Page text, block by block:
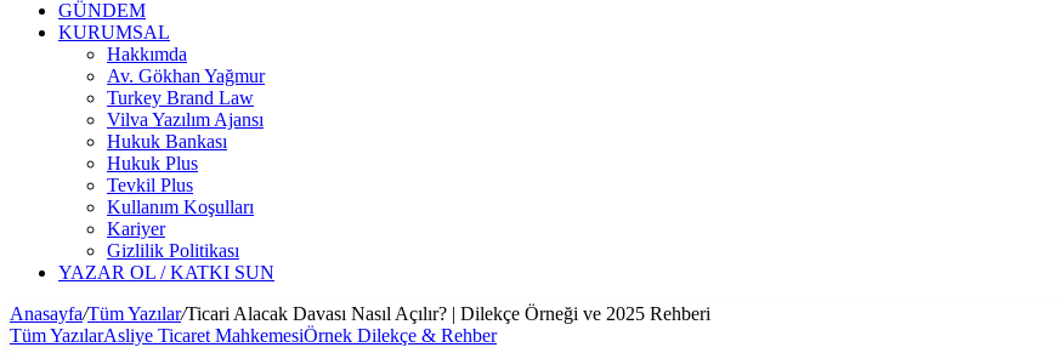
GÜNDEM
KURUMSAL
Hakkımda
Av. Gökhan Yağmur
Turkey Brand Law
Vilva Yazılım Ajansı
Hukuk Bankası
Hukuk Plus
Tevkil Plus
Kullanım Koşulları
Kariyer
Gizlilik Politikası
YAZAR OL / KATKI SUN
Anasayfa/Tüm Yazılar/Ticari Alacak Davası Nasıl Açılır? | Dilekçe Örneği ve 2025 Rehberi
Tüm YazılarAsliye Ticaret MahkemesiÖrnek Dilekçe & Rehber